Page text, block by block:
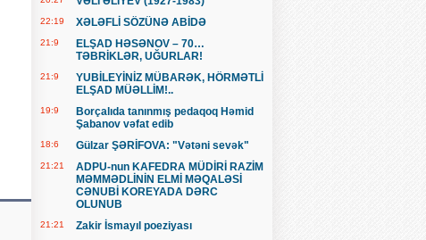
22:19 XƏLƏFLİ SÖZÜNƏ ABİDƏ
21:9
ELŞAD HƏSƏNOV – 70…
TƏBRİKLƏR, UĞURLAR!
21:9
YUBİLEYİNİZ MÜBARƏK, HÖRMƏTLİ
ELŞAD MÜƏLLİM!..
19:9
Borçalıda tanınmış pedaqoq Həmid
Şabanov vəfat edib
18:6 Gülzar ŞƏRİFOVA: "Vətəni sevək"
21:21
ADPU-nun KAFEDRA MÜDİRİ RAZİM
MƏMMƏDLİNİN ELMİ MƏQALƏSİ
CƏNUBİ KOREYADA DƏRC
OLUNUB
21:21 Zakir İsmayıl poeziyası